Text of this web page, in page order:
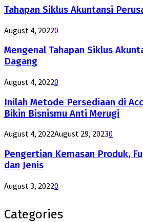
Tahapan Siklus Akuntansi
August 4, 20220
Mengenal Tahapan Siklus
Dagang
August 4, 20220
Inilah Metode Persediaan di
Bikin Bisnismu Anti Merugi
August 4, 2022August 29, 20230
Pengertian Kemasan Produk,
dan Jenis
August 3, 20220
Categories